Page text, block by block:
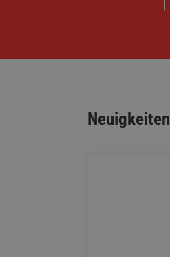
Neuigkeiten